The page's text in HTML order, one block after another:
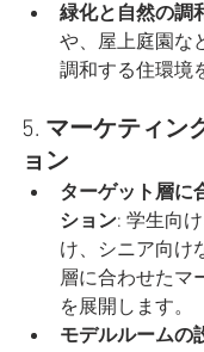
緑化と自然の調
や、屋上庭園な
調和する住環境
5. マーケティン
ョン
ターゲット層に
ション: 学生向
け、シニア向け
層に合わせたマ
を展開します。
モデルルームの